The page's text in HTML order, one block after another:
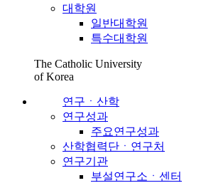
대학원
일반대학원
특수대학원
The Catholic University
of Korea
연구ㆍ산학
연구성과
주요연구성과
산학협력단ㆍ연구처
연구기관
부설연구소ㆍ센터